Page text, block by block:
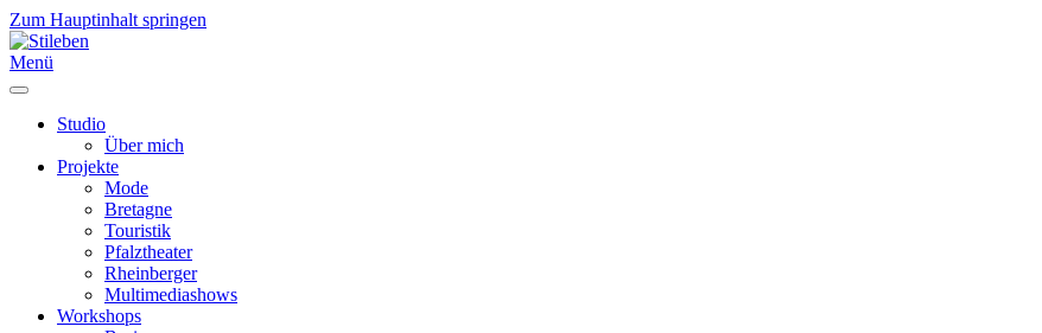
Zum Hauptinhalt springen
Menü
Studio
Über mich
Projekte
Mode
Bretagne
Touristik
Pfalztheater
Rheinberger
Multimediashows
Workshops